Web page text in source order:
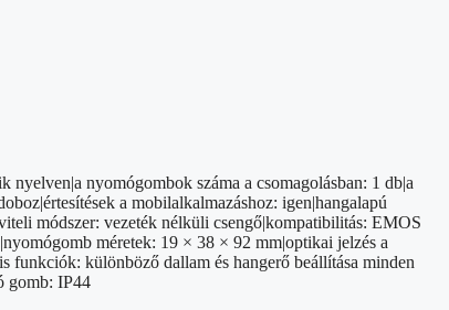
nyomógombok száma a csomagolásban: 1 db|a
a mobilalkalmazáshoz: igen|hangalapú
módszer: vezeték nélküli csengő|kompatibilitás: EMOS
méretek: 19 × 38 × 92 mm|optikai jelzés a
funkciók: különböző dallam és hangerő beállítása minden
gomb: IP44